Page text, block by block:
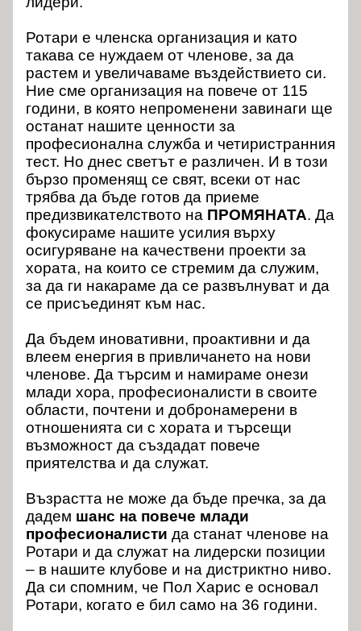
Ротари е членска организация и като
такава се нуждаем от членове, за да
растем и увеличаваме въздействието си.
Ние сме организация на повече от 115
години, в която непроменени завинаги ще
останат нашите ценности за
професионална служба и четиристранния
тест. Но днес светът е различен. И в този
бързо променящ се свят, всеки от нас
трябва да бъде готов да приеме
предизвикателството на ПРОМЯНАТА. Да
фокусираме нашите усилия върху
осигуряване на качествени проекти за
хората, на които се стремим да служим,
за да ги накараме да се развълнуват и да
се присъединят към нас.
Да бъдем иновативни, проактивни и да
влеем енергия в привличането на нови
членове. Да търсим и намираме онези
млади хора, професионалисти в своите
области, почтени и добронамерени в
отношенията си с хората и търсещи
възможност да създадат повече
приятелства и да служат.
Възрастта не може да бъде пречка, за да
дадем шанс на повече млади
професионалисти да станат членове на
Ротари и да служат на лидерски позиции
– в нашите клубове и на дистриктно ниво.
Да си спомним, че Пол Харис е основал
Ротари, когато е бил само на 36 години.